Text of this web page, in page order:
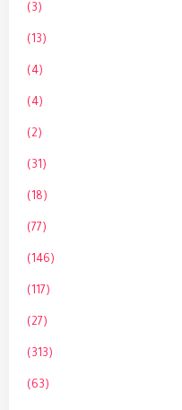
(3)
(13)
(4)
(4)
(2)
(31)
(18)
(77)
(146)
(117)
(27)
(313)
(63)